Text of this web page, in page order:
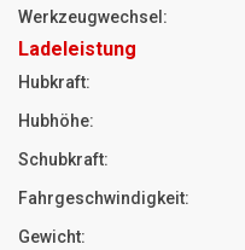
Werkzeugwechsel:
Ladeleistung
Hubkraft:
Hubhöhe:
Schubkraft:
Fahrgeschwindigkeit:
Gewicht: